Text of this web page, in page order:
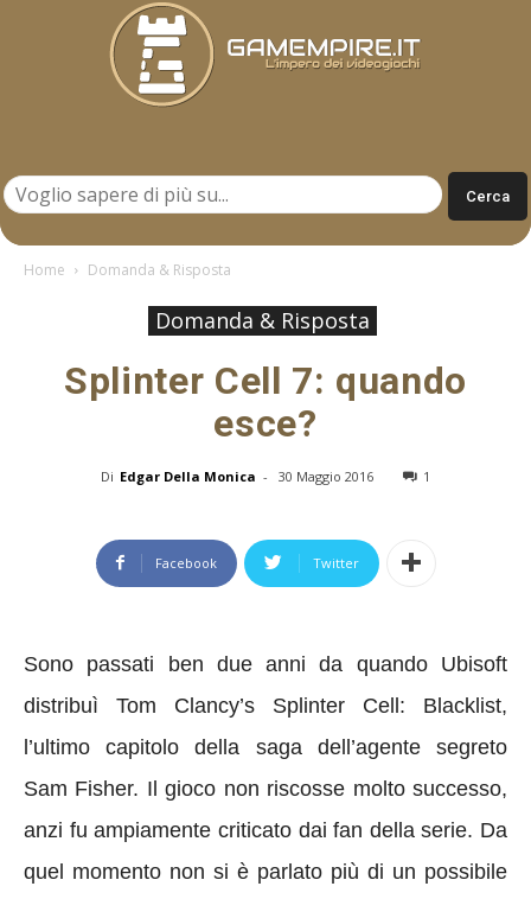
Home Domanda & Risposta
Domanda & Risposta
Splinter Cell 7: quando
esce?
Di Edgar Della Monica - 30 Maggio 2016 1
Facebook Twitter
Sono passati ben due anni da quando Ubisoft
distribuì Tom Clancy’s Splinter Cell: Blacklist,
l’ultimo capitolo della saga dell’agente segreto
Sam Fisher. Il gioco non riscosse molto successo,
anzi fu ampiamente criticato dai fan della serie. Da
quel momento non si è parlato più di un possibile